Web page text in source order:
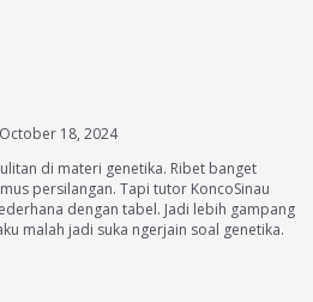
October 18, 2024
di materi genetika. Ribet banget
persilangan. Tapi tutor KoncoSinau
dengan tabel. Jadi lebih gampang
malah jadi suka ngerjain soal genetika.